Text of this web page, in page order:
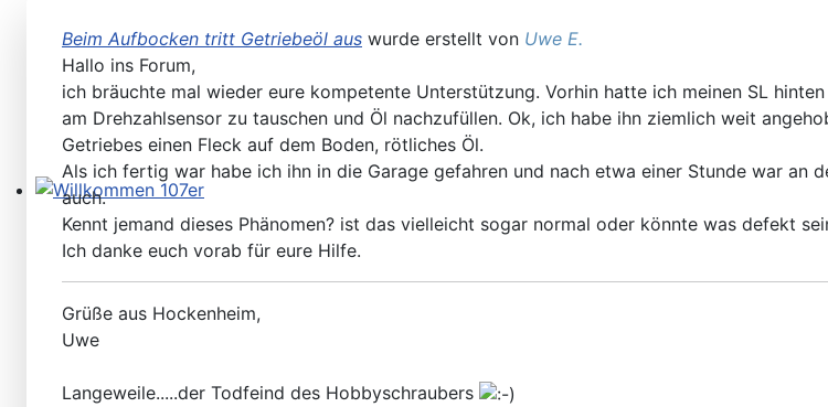
Willkommen 107er
Beim Aufbocken tritt Getriebeöl aus wurde erstellt von Uwe E.
Hallo ins Forum,
ich bräuchte mal wieder eure kompetente Unterstützung. Vorhin hatte ich meinen SL
am Drehzahlsensor zu tauschen und Öl nachzufüllen. Ok, ich habe ihn ziemlich weit
Getriebes einen Fleck auf dem Boden, rötliches Öl.
Als ich fertig war habe ich ihn in die Garage gefahren und nach etwa einer Stunde war an
auch.
Kennt jemand dieses Phänomen? ist das vielleicht sogar normal oder könnte was defekt
Ich danke euch vorab für eure Hilfe.
Grüße aus Hockenheim,
Uwe
Langeweile.....der Todfeind des Hobbyschraubers